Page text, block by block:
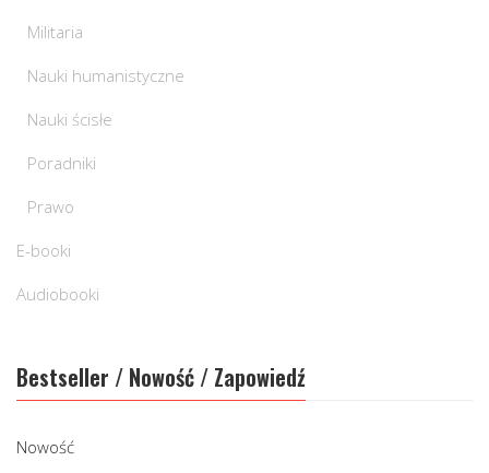
Militaria
Nauki humanistyczne
Nauki ścisłe
Poradniki
Prawo
E-booki
Audiobooki
Bestseller / Nowość / Zapowiedź
Nowość